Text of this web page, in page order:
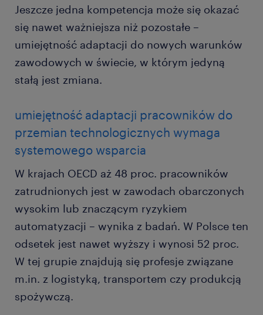
Jeszcze jedna kompetencja może się okazać
się nawet ważniejsza niż pozostałe –
umiejętność adaptacji do nowych warunków
zawodowych w świecie, w którym jedyną
stałą jest zmiana.
umiejętność adaptacji pracowników do
przemian technologicznych wymaga
systemowego wsparcia
W krajach OECD aż 48 proc. pracowników
zatrudnionych jest w zawodach obarczonych
wysokim lub znaczącym ryzykiem
automatyzacji – wynika z badań. W Polsce ten
odsetek jest nawet wyższy i wynosi 52 proc.
W tej grupie znajdują się profesje związane
m.in. z logistyką, transportem czy produkcją
spożywczą.